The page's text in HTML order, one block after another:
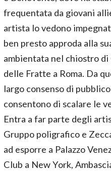
frequentata da giovani
artista lo vedono
ben presto approda alla
ambientata nel chiostro di
delle Fratte a Roma. Da
largo consenso di
consentono di scalare le
Entra a far parte degli
Gruppo poligrafico e
ad esporre a Palazzo
Club a New York,